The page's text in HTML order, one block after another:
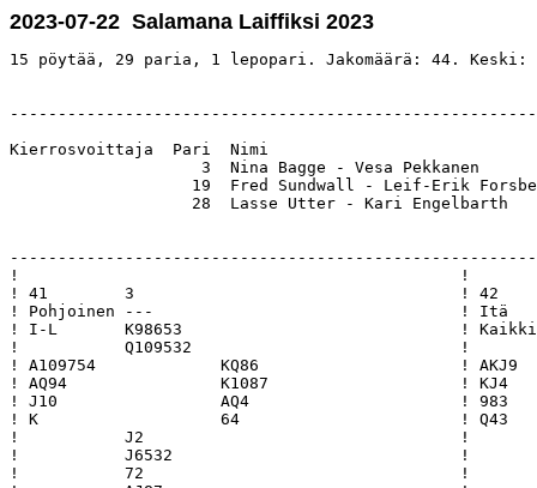
2023-07-22 Salamana Laiffiksi 2023
15 pöytää, 29 paria, 1 lepopari. Jakomäärä: 44. Keski:
Kierrosvoittaja  Pari  Nimi
3  Nina Bagge - Vesa Pekkanen
19  Fred Sundwall - Leif-Erik
28  Lasse Utter - Kari Engelbarth
!                                              !
! 41        3                                  ! 42
! Pohjoinen ---                                !
! I-L       K98653                             !
!           Q109532                            !
! A109754             KQ86                     !
! AQ94                K1087                    !
! J10                 AQ4                      !
! K                   64                       ! Q43
!           J2                                 !
!           J6532                              !
!           72                                 !